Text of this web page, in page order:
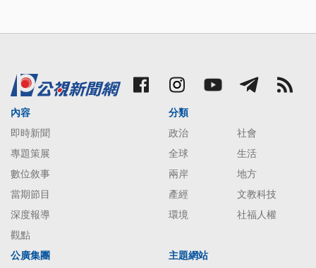
內容
即時新聞
專題策展
數位敘事
當期節目
深度報導
觀點
分類
政治
社會
全球
生活
兩岸
地方
產經
文教科技
環境
社福人權
公廣集團 主題網站